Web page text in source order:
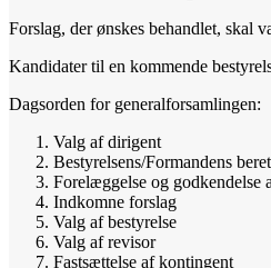
Forslag, der ønskes behandlet, skal
Kandidater til en kommende
Dagsorden for generalforsamlingen:
Valg af dirigent
Bestyrelsens/Formandens
Forelæggelse og godkendelse
Indkomne forslag
Valg af bestyrelse
Valg af revisor
Fastsættelse af kontingent